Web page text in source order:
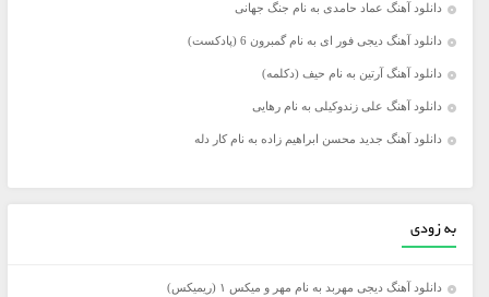
دانلود آهنگ عماد حامدی به نام جنگ جهانی
دانلود آهنگ دیجی فور ای به نام گمبرون 6 (پادکست)
دانلود آهنگ آرتین به نام حیف (دکلمه)
دانلود آهنگ علی زندوکیلی به نام رهایی
دانلود آهنگ جدید محسن ابراهیم زاده به نام کار دله
به زودی
دانلود آهنگ دیجی مهربد به نام مهر و میکس ۱ (ریمیکس)